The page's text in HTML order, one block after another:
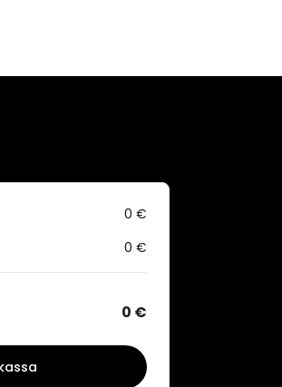
0 €
0 €
0 €